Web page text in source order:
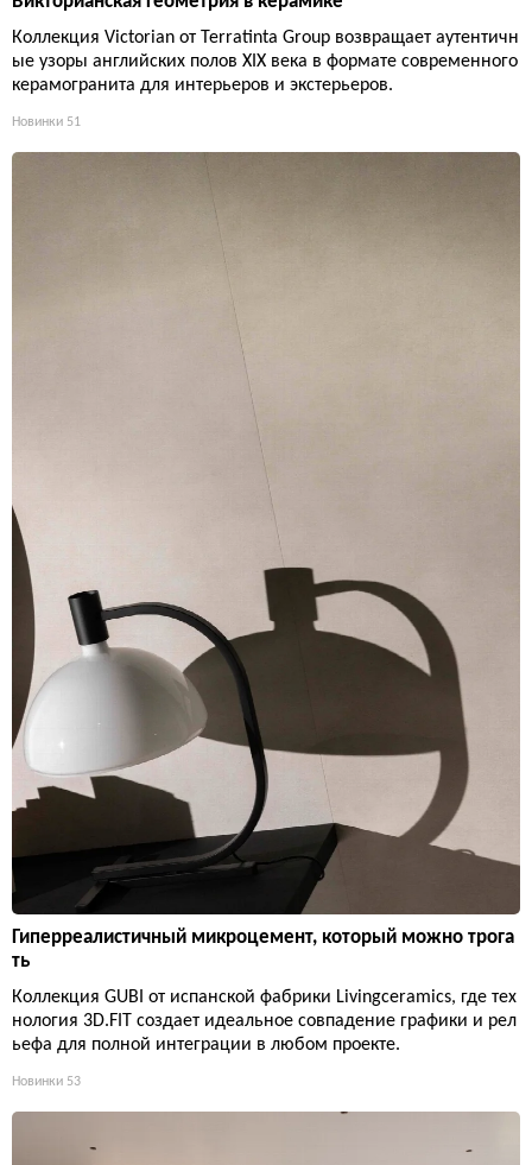
Коллекция Victorian от Terratinta Group возвращает аутентичн
ые узоры английских полов XIX века в формате современного
керамогранита для интерьеров и экстерьеров.
Новинки 51
Гиперреалистичный микроцемент, который можно трога
ть
Коллекция GUBI от испанской фабрики Livingceramics, где тех
нология 3D.FIT создает идеальное совпадение графики и рел
ьефа для полной интеграции в любом проекте.
Новинки 53